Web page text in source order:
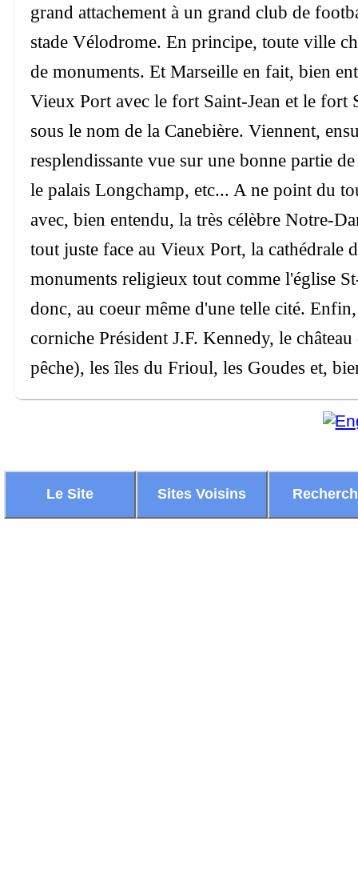
grand attachement à un grand club de
stade Vélodrome. En principe, toute ville
de monuments. Et Marseille en fait, bien
Vieux Port avec le fort Saint-Jean et le fort
sous le nom de la Canebière. Viennent,
resplendissante vue sur une bonne partie
le palais Longchamp, etc... A ne point du
avec, bien entendu, la très célèbre Notre-
tout juste face au Vieux Port, la cathédrale
monuments religieux tout comme l'église
donc, au coeur même d'une telle cité.
corniche Président J.F. Kennedy, le
pêche), les îles du Frioul, les Goudes et,
Le Site Sites Voisins